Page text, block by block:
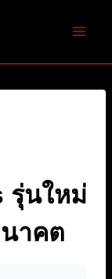
รุ่นใหม่
าคต